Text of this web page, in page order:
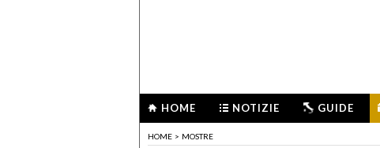
HOME NOTIZIE GUIDE
HOME > MOSTRE